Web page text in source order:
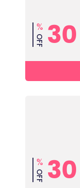
30
%
OFF
30
%
OFF